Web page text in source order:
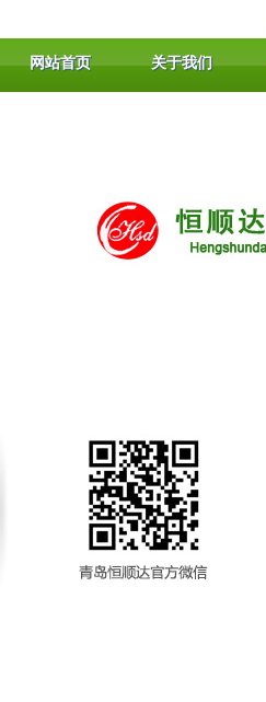
网站首页 关于我们